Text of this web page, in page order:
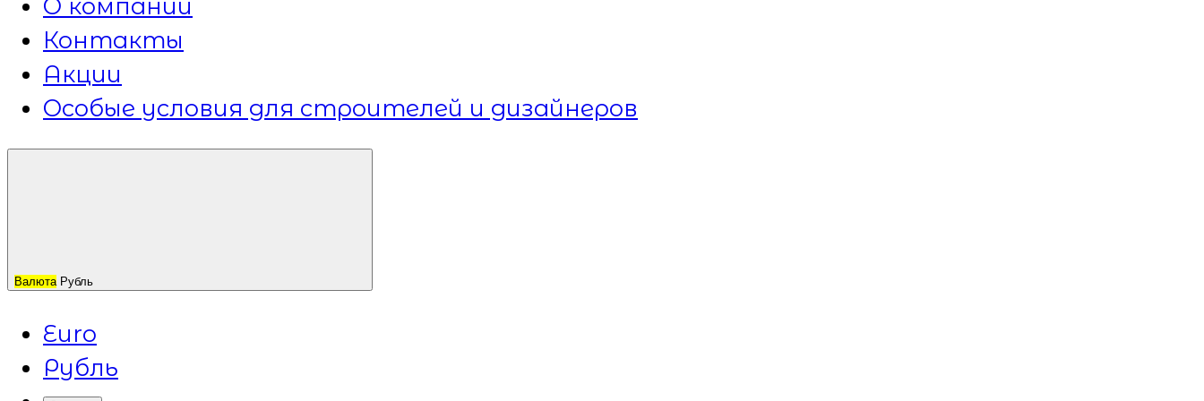
О компании
Контакты
Акции
Особые условия для строителей и дизайнеров
Валюта Рубль
Euro
Рубль